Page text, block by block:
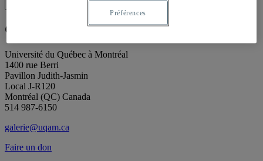
for:
Search
Galerie de l’UQAM
Université du Québec à Montréal
1400 rue Berri
Pavillon Judith-Jasmin
Local J-R120
Montréal (QC) Canada
514 987-6150
galerie@uqam.ca
Faire un don
Préférences